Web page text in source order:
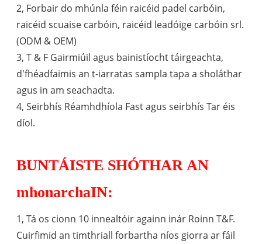
2, Forbair do mhúnla féin raicéid padel carbóin,
raicéid scuaise carbóin, raicéid leadóige carbóin srl.
(ODM & OEM)
3, T & F Gairmiúil agus bainistíocht táirgeachta,
d'fhéadfaimis an t-iarratas sampla tapa a sholáthar
agus in am seachadta.
4, Seirbhís Réamhdhíola Fast agus seirbhís Tar éis
díol.
BUNTÁISTE SHÓTHAR AN
mhonarchaIN:
1, Tá os cionn 10 innealtóir againn inár Roinn T&F.
Cuirfimid an timthriall forbartha níos giorra ar fáil